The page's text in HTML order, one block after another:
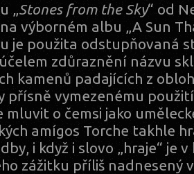
„Stones from the Sky“ od
výborném albu „A Sun
je použita odstupňovaná
zdůraznění názvu
kamenů padajících z
přísně vymezenému
mluvit o čemsi jako
amígos Torche takhle
i když i slovo „hraje“ je
zážitku příliš nadnesený